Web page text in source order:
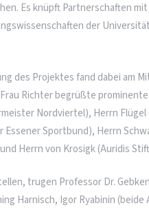
Es knüpft Partnerschaften
der
des Projektes fand dabei am
Richter begrüßte
Nordviertel), Herrn
Sportbund), Herrn
Herrn von Krosigk (Auridis
trugen Professor Dr.
Harnisch, Igor Ryabinin